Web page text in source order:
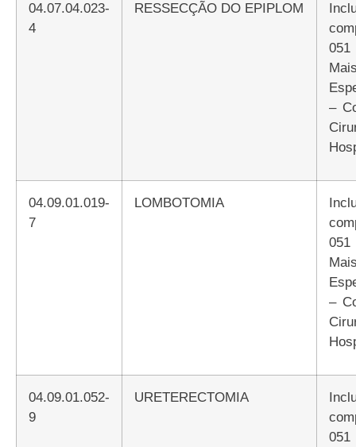
04.07.04.023-
4
RESSECÇÃO DO EPIPLOM
Incluir Atributo
051
–
04.09.01.019-
7
LOMBOTOMIA
Incluir Atributo
051
–
04.09.01.052-
9
URETERECTOMIA
Incluir Atributo
051